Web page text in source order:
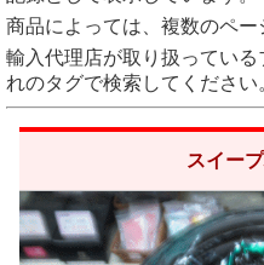
商品によっては、複数のペー
輸入代理店が取り扱ってい
れのタグで検索してください
スイー